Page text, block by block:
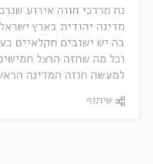
נח מרדכי חווה אירוע
מדינה יהודית בארץ
בה יש ישובים חקלאיים
וכל מה שחזה הרצל
למעשה חוזה המדינה
שיתוף